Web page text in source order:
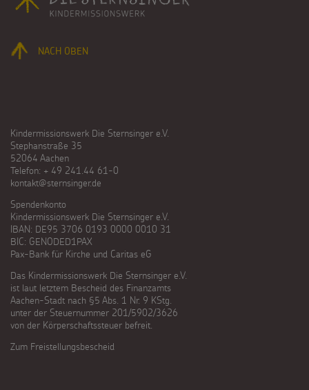
NACH OBEN
Kindermissionswerk Die Sternsinger e.V.
Stephanstraße 35
52064 Aachen
Telefon: + 49 241.44 61-0
kontakt@sternsinger.de
Spendenkonto
Kindermissionswerk Die Sternsinger e.V.
IBAN: DE95 3706 0193 0000 0010 31
BIC: GENODED1PAX
Pax-Bank für Kirche und Caritas eG
Das Kindermissionswerk Die Sternsinger e.V.
ist laut letztem Bescheid des Finanzamts
Aachen-Stadt nach §5 Abs. 1 Nr. 9 KStg.
unter der Steuernummer 201/5902/3626
von der Körperschaftssteuer befreit.
Zum Freistellungsbescheid